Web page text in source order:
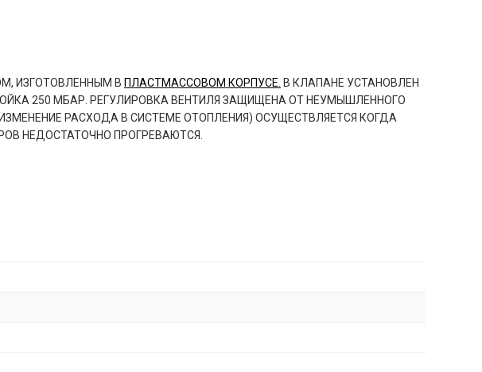
ИЗГОТОВЛЕННЫМ В ПЛАСТМАССОВОМ КОРПУСЕ. В КЛАПАНЕ УСТАНОВЛЕН
250 МБАР. РЕГУЛИРОВКА ВЕНТИЛЯ ЗАЩИЩЕНА ОТ НЕУМЫШЛЕННОГО
РАСХОДА В СИСТЕМЕ ОТОПЛЕНИЯ) ОСУЩЕСТВЛЯЕТСЯ КОГДА
НЕДОСТАТОЧНО ПРОГРЕВАЮТСЯ.